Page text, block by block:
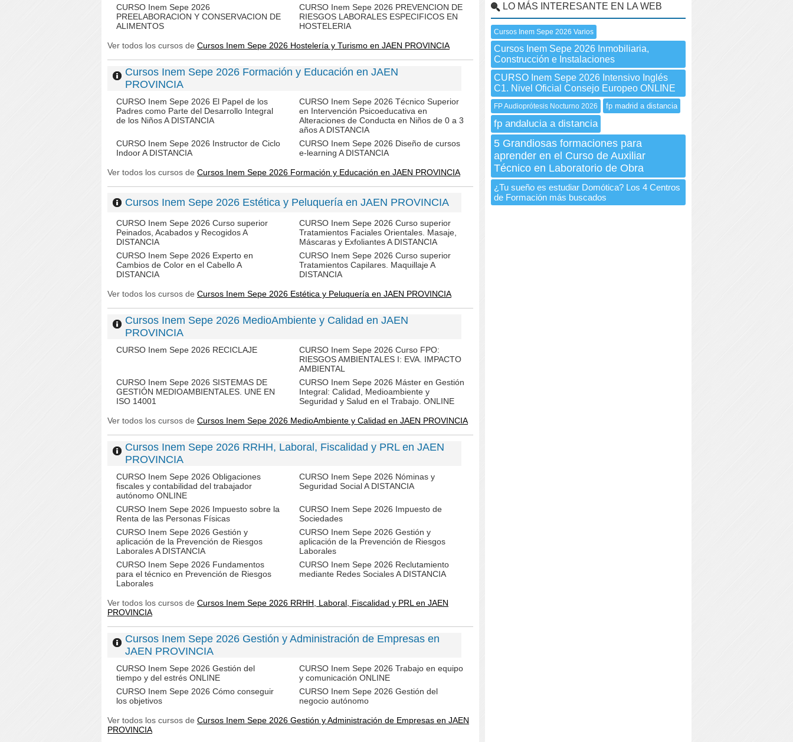
CURSO Inem Sepe 2026
PREELABORACION Y CONSERVACION DE
ALIMENTOS
CURSO Inem Sepe 2026 PREVENCION DE
RIESGOS LABORALES ESPECIFICOS EN
HOSTELERIA
Ver todos los cursos de Cursos Inem Sepe 2026 Hostelería y Turismo en JAEN PROVINCIA
Cursos Inem Sepe 2026 Formación y Educación en JAEN
PROVINCIA
CURSO Inem Sepe 2026 El Papel de los
Padres como Parte del Desarrollo Integral
de los Niños A DISTANCIA
CURSO Inem Sepe 2026 Técnico Superior
en Intervención Psicoeducativa en
Alteraciones de Conducta en Niños de 0 a 3
años A DISTANCIA
CURSO Inem Sepe 2026 Instructor de Ciclo
Indoor A DISTANCIA
CURSO Inem Sepe 2026 Diseño de cursos
e-learning A DISTANCIA
Ver todos los cursos de Cursos Inem Sepe 2026 Formación y Educación en JAEN PROVINCIA
Cursos Inem Sepe 2026 Estética y Peluquería en JAEN PROVINCIA
CURSO Inem Sepe 2026 Curso superior
Peinados, Acabados y Recogidos A
DISTANCIA
CURSO Inem Sepe 2026 Curso superior
Tratamientos Faciales Orientales. Masaje,
Máscaras y Exfoliantes A DISTANCIA
CURSO Inem Sepe 2026 Experto en
Cambios de Color en el Cabello A
DISTANCIA
CURSO Inem Sepe 2026 Curso superior
Tratamientos Capilares. Maquillaje A
DISTANCIA
Ver todos los cursos de Cursos Inem Sepe 2026 Estética y Peluquería en JAEN PROVINCIA
Cursos Inem Sepe 2026 MedioAmbiente y Calidad en JAEN
PROVINCIA
CURSO Inem Sepe 2026 RECICLAJE
CURSO Inem Sepe 2026 Curso FPO:
RIESGOS AMBIENTALES I: EVA. IMPACTO
AMBIENTAL
CURSO Inem Sepe 2026 SISTEMAS DE
GESTIÓN MEDIOAMBIENTALES. UNE EN
ISO 14001
CURSO Inem Sepe 2026 Máster en Gestión
Integral: Calidad, Medioambiente y
Seguridad y Salud en el Trabajo. ONLINE
Ver todos los cursos de Cursos Inem Sepe 2026 MedioAmbiente y Calidad en JAEN PROVINCIA
Cursos Inem Sepe 2026 RRHH, Laboral, Fiscalidad y PRL en JAEN
PROVINCIA
CURSO Inem Sepe 2026 Obligaciones
fiscales y contabilidad del trabajador
autónomo ONLINE
CURSO Inem Sepe 2026 Nóminas y
Seguridad Social A DISTANCIA
CURSO Inem Sepe 2026 Impuesto sobre la
Renta de las Personas Físicas
CURSO Inem Sepe 2026 Impuesto de
Sociedades
CURSO Inem Sepe 2026 Gestión y
aplicación de la Prevención de Riesgos
Laborales A DISTANCIA
CURSO Inem Sepe 2026 Gestión y
aplicación de la Prevención de Riesgos
Laborales
CURSO Inem Sepe 2026 Fundamentos
para el técnico en Prevención de Riesgos
Laborales
CURSO Inem Sepe 2026 Reclutamiento
mediante Redes Sociales A DISTANCIA
Ver todos los cursos de Cursos Inem Sepe 2026 RRHH, Laboral, Fiscalidad y PRL en JAEN
PROVINCIA
Cursos Inem Sepe 2026 Gestión y Administración de Empresas en
JAEN PROVINCIA
CURSO Inem Sepe 2026 Gestión del
tiempo y del estrés ONLINE
CURSO Inem Sepe 2026 Trabajo en equipo
y comunicación ONLINE
CURSO Inem Sepe 2026 Cómo conseguir
los objetivos
CURSO Inem Sepe 2026 Gestión del
negocio autónomo
Ver todos los cursos de Cursos Inem Sepe 2026 Gestión y Administración de Empresas en JAEN
PROVINCIA
LO MÁS INTERESANTE EN LA WEB
Cursos Inem Sepe 2026 Varios
Cursos Inem Sepe 2026 Inmobiliaria,
Construcción e Instalaciones
CURSO Inem Sepe 2026 Intensivo Inglés
C1. Nivel Oficial Consejo Europeo ONLINE
FP Audioprótesis Nocturno 2026 fp madrid a distancia
fp andalucia a distancia
5 Grandiosas formaciones para
aprender en el Curso de Auxiliar
Técnico en Laboratorio de Obra
¿Tu sueño es estudiar Domótica? Los 4 Centros
de Formación más buscados